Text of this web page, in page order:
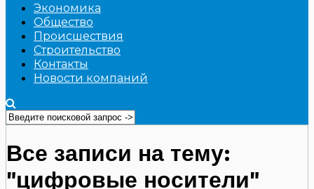
Экономика
Общество
Происшествия
Строительство
Контакты
Новости компаний
Все записи на тему:
"цифровые носители"